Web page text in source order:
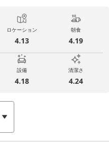
ロケーション
4.13
朝食
4.19
設備
4.18
清潔さ
4.24